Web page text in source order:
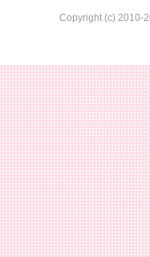
Copyright (c) 2010-